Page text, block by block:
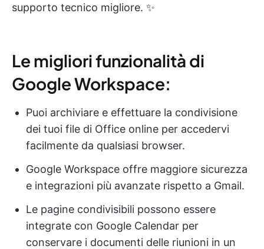
supporto tecnico migliore. ✨
Le migliori funzionalità di
Google Workspace:
Puoi archiviare e effettuare la condivisione
dei tuoi file di Office online per accedervi
facilmente da qualsiasi browser.
Google Workspace offre maggiore sicurezza
e integrazioni più avanzate rispetto a Gmail.
Le pagine condivisibili possono essere
integrate con Google Calendar per
conservare i documenti delle riunioni in un